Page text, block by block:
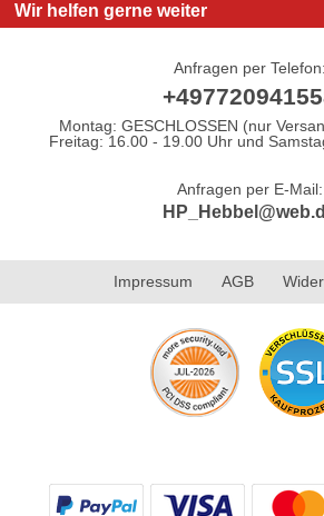
Wir helfen gerne weiter
Anfragen per Telefon:
Montag: GESCHLOSSEN (nur
Freitag: 16.00 - 19.00 Uhr und
Anfragen per E-Mail:
Impressum AGB